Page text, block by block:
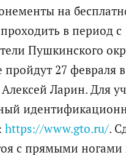
на
в период
Пушкинского
27 февраля
Ларин. Для
https://www.gto.ru/.
с прямыми